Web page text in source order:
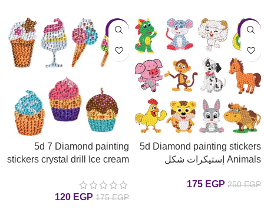
-30%
5d Diamond painting stickers
Animals إستيكرات شكل
250EGP
175 EGP
-31%
5d 7 Diamond painting
stickers crystal drill Ice cream
بالماس
175EGP
120 EGP